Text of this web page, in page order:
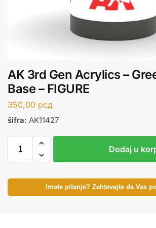
AK 3rd Gen Acrylics –
Base – FIGURE
350,00 рсд
šifra: AK11427
Dodaj u
Imate pitanje? Zahtevajte da Vas